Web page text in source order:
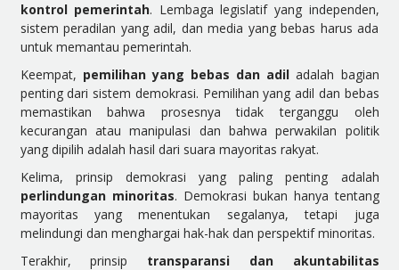
kontrol pemerintah. Lembaga legislatif yang independen,
sistem peradilan yang adil, dan media yang bebas harus ada
untuk memantau pemerintah.
Keempat, pemilihan yang bebas dan adil adalah bagian
penting dari sistem demokrasi. Pemilihan yang adil dan bebas
memastikan bahwa prosesnya tidak terganggu oleh
kecurangan atau manipulasi dan bahwa perwakilan politik
yang dipilih adalah hasil dari suara mayoritas rakyat.
Kelima, prinsip demokrasi yang paling penting adalah
perlindungan minoritas. Demokrasi bukan hanya tentang
mayoritas yang menentukan segalanya, tetapi juga
melindungi dan menghargai hak-hak dan perspektif minoritas.
Terakhir, prinsip transparansi dan akuntabilitas